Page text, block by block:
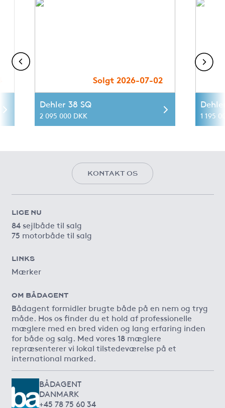
Solgt 2026-07-02
Dehler 38 SQ
2 095 000 DKK 1 195
KONTAKT OS
LIGE NU
84 sejlbåde til salg
75 motorbåde til salg
LINKS
Mærker
OM BÅDAGENT
Bådagent formidler brugte både på en nem og tryg
måde. Hos os finder du et hold af professionelle
mæglere med en bred viden og lang erfaring inden
for både og salg. Med vores 18 mæglere
repræsenterer vi lokal tilstedeværelse på et
international marked.
BÅDAGENT
DANMARK
+45 78 75 60 34